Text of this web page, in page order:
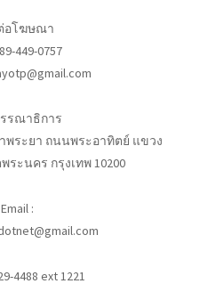
อโฆษณา
449-0757
รณาธิการ
พระยา ถนนพระอาทิตย์ แขวง
ระนคร กรุงเทพ 10200
Email :
4488 ext 1221